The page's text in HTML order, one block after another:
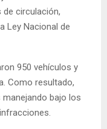
circulación,
Ley Nacional de
950 vehículos y
Como resultado,
bajo los